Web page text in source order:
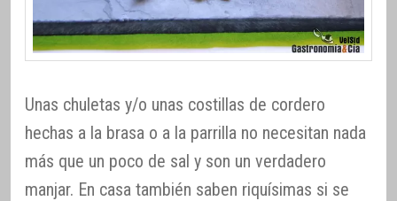
Unas chuletas y/o unas costillas de cordero
hechas a la brasa o a la parrilla no necesitan nada
más que un poco de sal y son un verdadero
manjar. En casa también saben riquísimas si se